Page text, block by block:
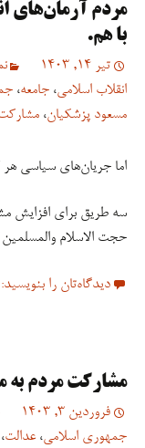
با هم.
تیر 14, 1403
انقلاب اسلامی، جامعه،
مسعود پزشکیان،
اما جریان‌های سیاسی
سه طریق برای افزایش
حجت الاسلام
دیدگاه‌تان را بنویسید:
️مشارکت مردم به
فروردین 3, 1403
جمهوری اسلامی، عدالت،